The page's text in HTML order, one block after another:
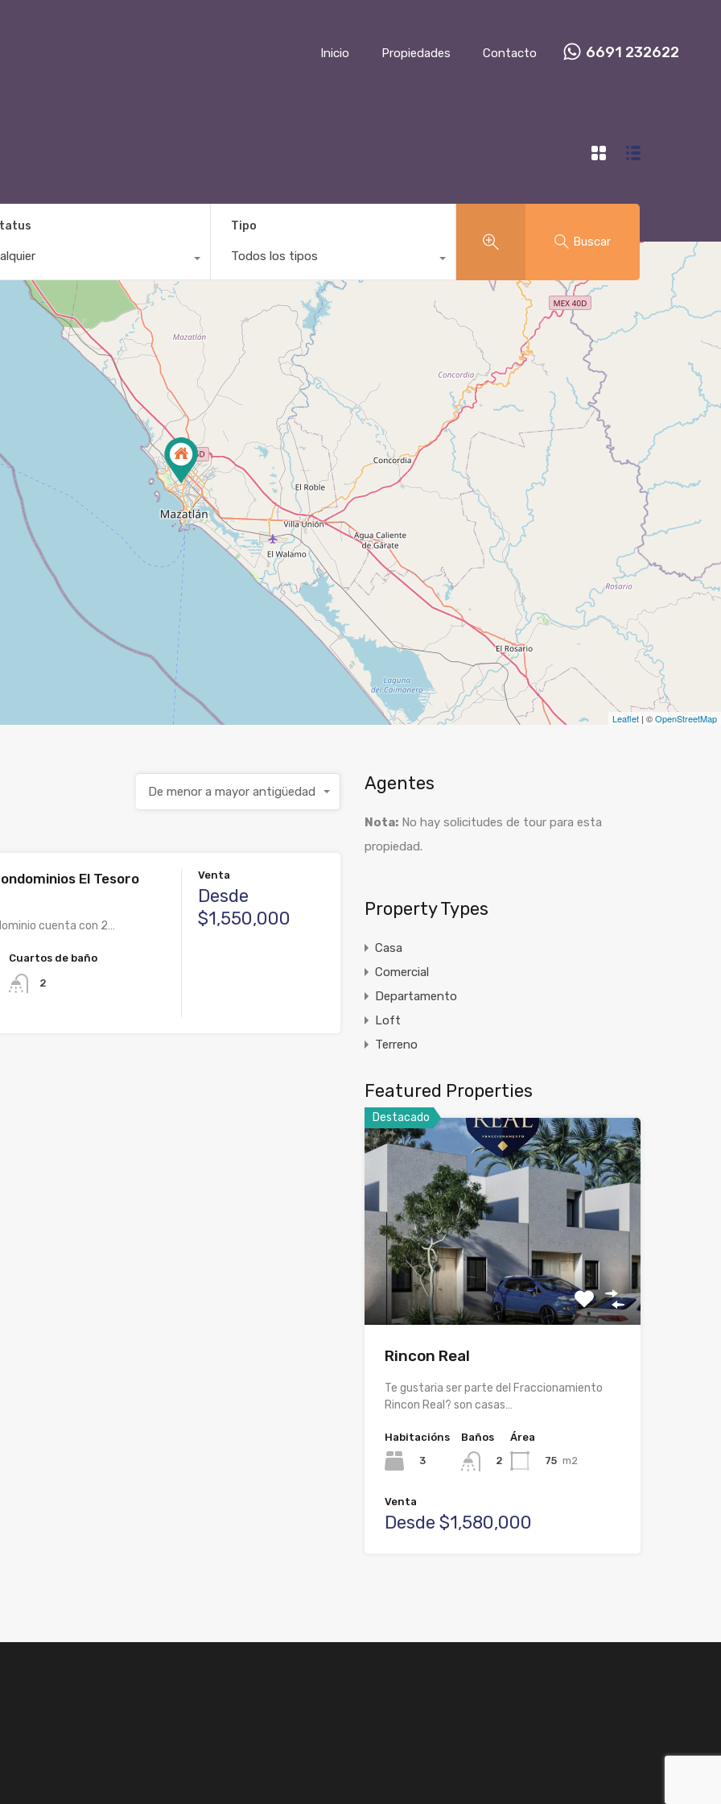
Inicio Propiedades Contacto 6691 232622
Tipo
Todos los tipos
Buscar
Leaflet | ©OpenStreetMap
De menor a mayor antigüedad
El Tesoro
cuenta con 2…
Cuartos de baño
2
Venta
Desde
$1,550,000
Agentes
Nota:No hay solicitudes de tour para esta
propiedad.
Property Types
Casa
Comercial
Departamento
Loft
Terreno
Featured Properties
Destacado
Rincon Real
Te gustaria ser parte del Fraccionamiento
Rincon Real? son casas…
Habitacións
3
Baños
2
Área
75 m2
Venta
Desde $1,580,000